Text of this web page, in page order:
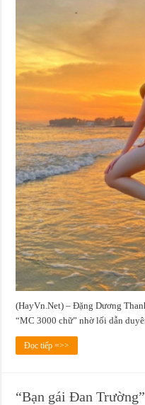
(HayVn.Net) – Đặng Dương
“MC 3000 chữ” nhờ lối dẫn
Đọc tiếp =>>
“Bạn gái Đan